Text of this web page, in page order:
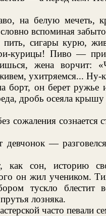
на белую мечеть,
вспоминая
сигары курю,
курицы! Пиво —
жена ворчит:
ухитряемся... Ну-
борт, он берет
дробь осеяла
сознается
—
как сон, историю
он жил учеником.
тускло блестит
лозняка.
часто певали